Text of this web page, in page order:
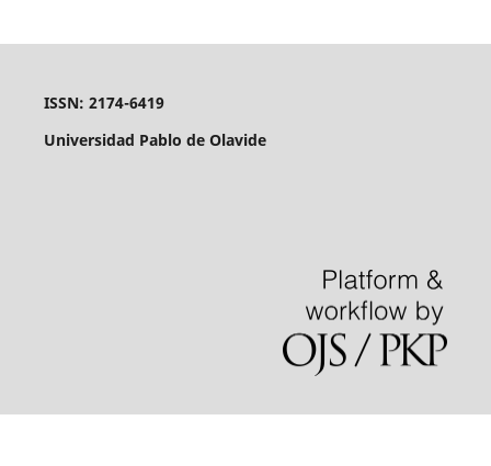
ISSN: 2174-6419
Universidad Pablo de Olavide